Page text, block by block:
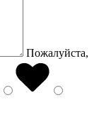
Пожалуйста,